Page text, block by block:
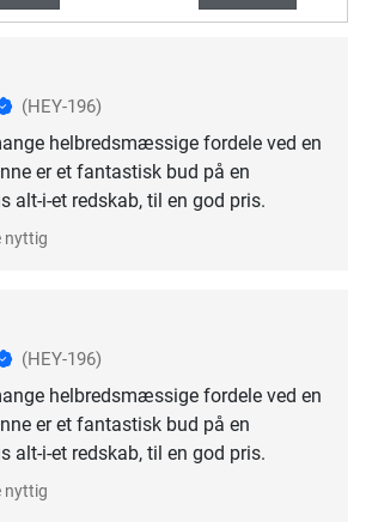
(HEY-196)
helbredsmæssige fordele ved en
er et fantastisk bud på en
alt-i-et redskab, til en god pris.
nyttig
(HEY-196)
helbredsmæssige fordele ved en
er et fantastisk bud på en
alt-i-et redskab, til en god pris.
nyttig